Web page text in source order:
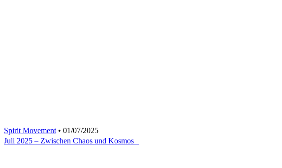
Spirit Movement• 01/07/2025
Juli 2025 – Zwischen Chaos und Kosmos